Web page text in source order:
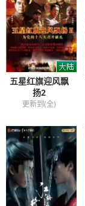
五星红旗迎风飘
扬2
更新到(全)